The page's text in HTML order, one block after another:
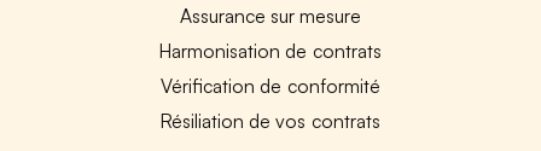
Assurance sur mesure
Harmonisation de contrats
Vérification de conformité
Résiliation de vos contrats